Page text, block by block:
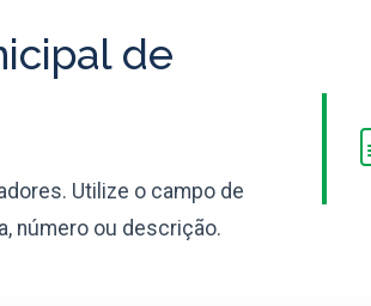
de
Utilize o campo de
número ou descrição.